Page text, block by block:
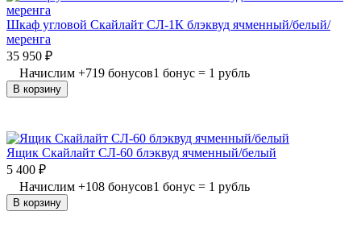
Шкаф угловой Скайлайт СЛ-1К блэквуд ячменный/белый/
меренга
35 950 ₽
Начислим +719 бонусов1 бонус = 1 рубль
В корзину
Ящик Скайлайт СЛ-60 блэквуд ячменный/белый
5 400 ₽
Начислим +108 бонусов1 бонус = 1 рубль
В корзину